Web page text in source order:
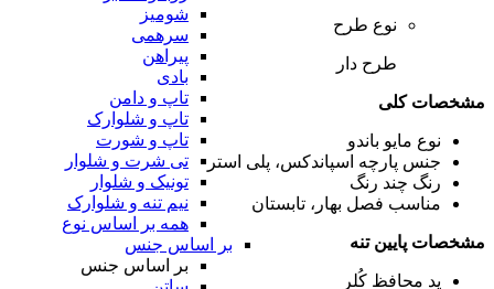
شومیز
سرهمی
پیراهن
بادی
تاپ و دامن
تاپ و شلوارک
تاپ و شورت
تی شرت و شلوار
تونیک و شلوار
نیم تنه و شلوارک
همه بر اساس نوع
بر اساس جنس
بر اساس جنس
نوع طرح
طرح دار
مشخصات کلی
نوع مایو باندو
جنس پارچه اسپاندکس، پلی استر
رنگ چند رنگ
مناسب فصل بهار، تابستان
مشخصات پایین تنه
پد محافظ کُلر